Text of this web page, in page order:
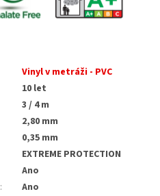
Vinyl v metráži - PVC
10 let
3 / 4 m
2,80 mm
0,35 mm
EXTREME PROTECTION
Ano
:
Ano